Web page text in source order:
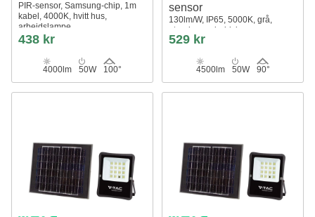
PIR-sensor, Samsung-chip, 1m
kabel, 4000K, hvitt hus,
arbeidslampe
438 kr
4000lm 50W 100°
sensor
130lm/W, IP65, 5000K, grå,
utendørs, arbeidslampe
529 kr
4500lm 50W 90°